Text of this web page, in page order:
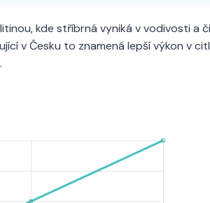
kde stříbrná vyniká v vodivosti a
v Česku to znamená lepší výkon v